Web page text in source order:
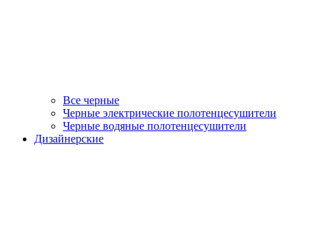
Все черные
Черные электрические полотенцесушители
Черные водяные полотенцесушители
Дизайнерские